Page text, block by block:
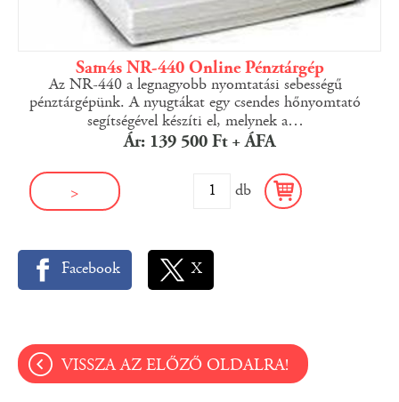
Sam4s NR-440 Online Pénztárgép
Az NR-440 a legnagyobb nyomtatási sebességű
pénztárgépünk. A nyugtákat egy csendes hőnyomtató
segítségével készíti el, melynek a…
Ár: 139 500 Ft + ÁFA
> db
Facebook X
VISSZA AZ ELŐZŐ OLDALRA!